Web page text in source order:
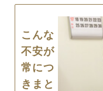
こんな
不安が
常につ
きまと